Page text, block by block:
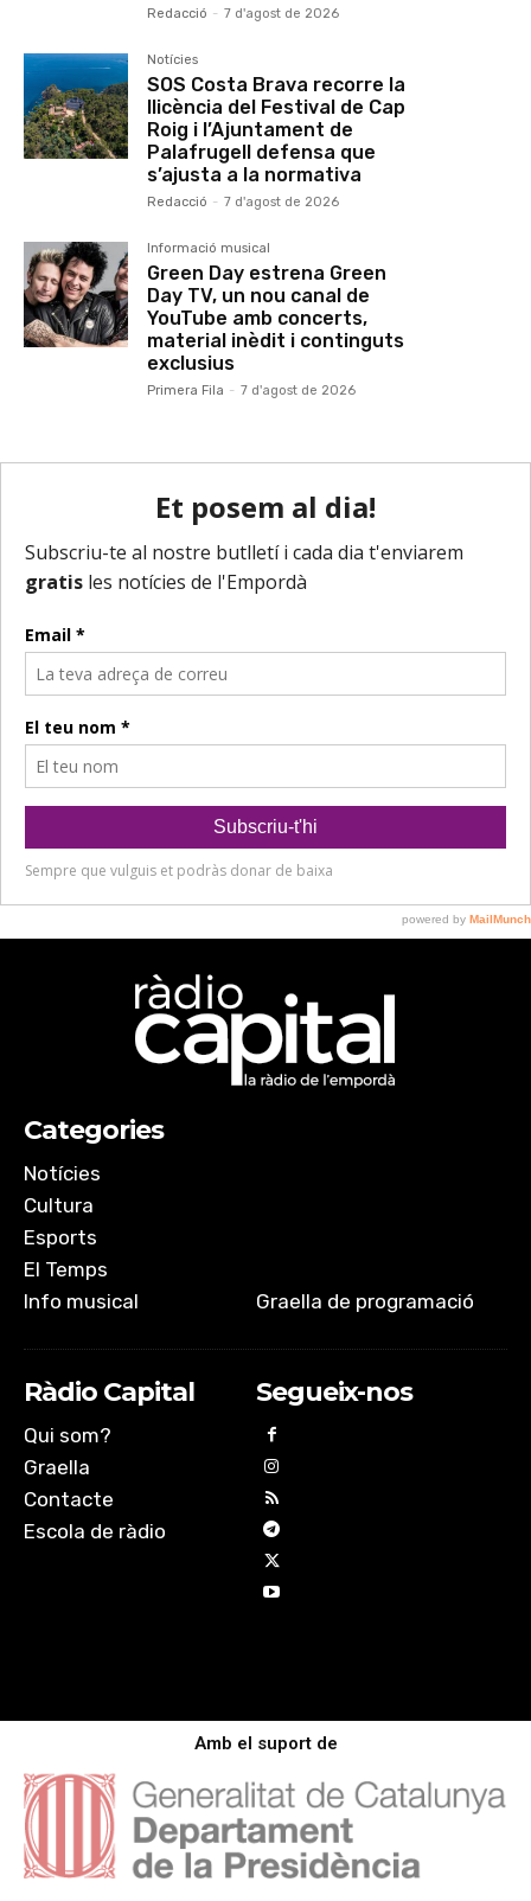
Redacció - 7 d'agost de 2026
Notícies
SOS Costa Brava recorre la
llicència del Festival de Cap
Roig i l’Ajuntament de
Palafrugell defensa que
s’ajusta a la normativa
Redacció - 7 d'agost de 2026
Informació musical
Green Day estrena Green
Day TV, un nou canal de
YouTube amb concerts,
material inèdit i continguts
exclusius
Primera Fila - 7 d'agost de 2026
Categories
Notícies
Cultura
Esports
El Temps
Info musical
Graella de programació
Ràdio Capital
Qui som?
Graella
Contacte
Escola de ràdio
Segueix-nos
Amb el suport de